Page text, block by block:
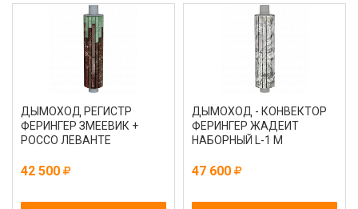
ДЫМОХОД РЕГИСТР
ФЕРИНГЕР ЗМЕЕВИК +
РОССО ЛЕВАНТЕ
42 500
ДЫМОХОД - КОНВЕКТОР
ФЕРИНГЕР ЖАДЕИТ
НАБОРНЫЙ L-1 М
47 600